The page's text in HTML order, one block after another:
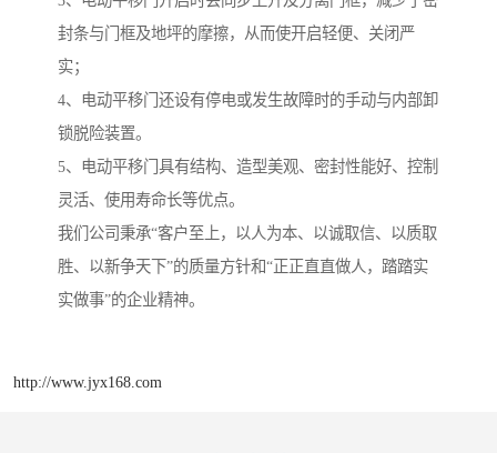
封条与门框及地坪的摩擦，从而使开启轻便、关闭严
实；
4、电动平移门还设有停电或发生故障时的手动与内部卸
锁脱险装置。
5、电动平移门具有结构、造型美观、密封性能好、控制
灵活、使用寿命长等优点。
我们公司秉承“客户至上，以人为本、以诚取信、以质取
胜、以新争天下”的质量方针和“正正直直做人，踏踏实
实做事”的企业精神。
http://www.jyx168.com